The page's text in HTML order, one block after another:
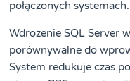
połączonych systemach.
Wdrożenie SQL Server
porównywalne do
System redukuje czas